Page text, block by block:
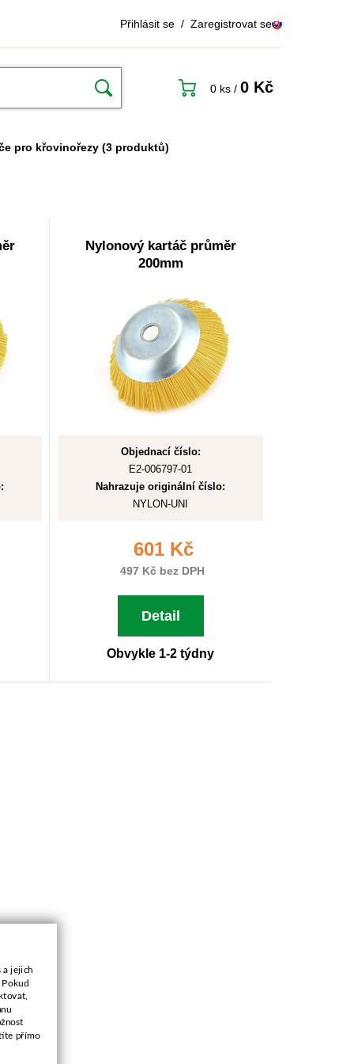
Přihlásit se / Zaregistrovat se
0 ks / 0 Kč
pro křovinořezy (3 produktů)
Nylonový kartáč průměr
200mm
Objednací číslo:
E2-006797-01
Nahrazuje originální číslo:
NYLON-UNI
601 Kč
497 Kč bez DPH
Detail
Obvykle 1-2 týdny
a jejich
přímo